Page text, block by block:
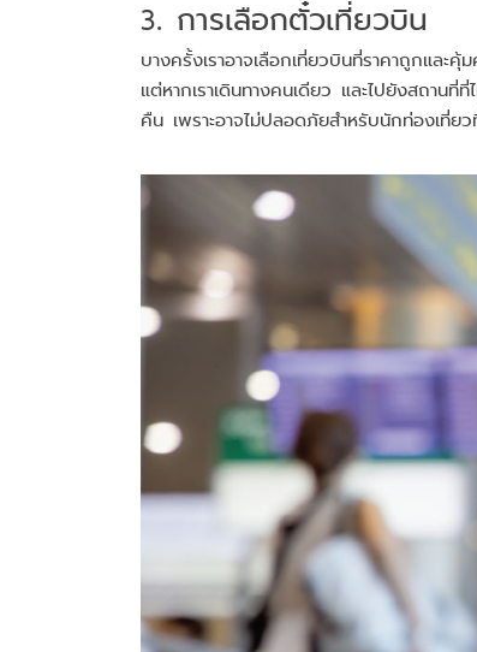
3. การเลือกตั๋วเที่ยวบิน
บางครั้งเราอาจเลือกเที่ยวบินที่ราคาถูกและคุ้
แต่หากเราเดินทางคนเดียว และไปยังสถานที่
คืน เพราะอาจไม่ปลอดภัยสำหรับนักท่องเที่ยว